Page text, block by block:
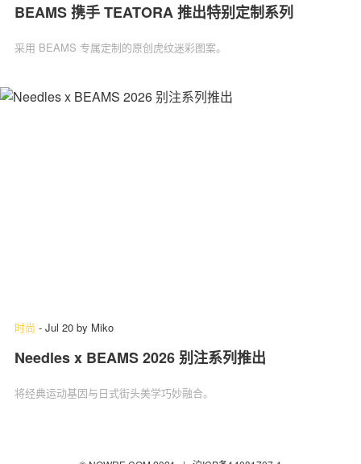
BEAMS 携手 TEATORA 推出特别定制系列
采用 BEAMS 专属定制的原创虎纹迷彩图案。
时尚 - Jul 20 by Miko
Needles x BEAMS 2026 别注系列推出
将经典运动基因与日式街头美学巧妙融合。